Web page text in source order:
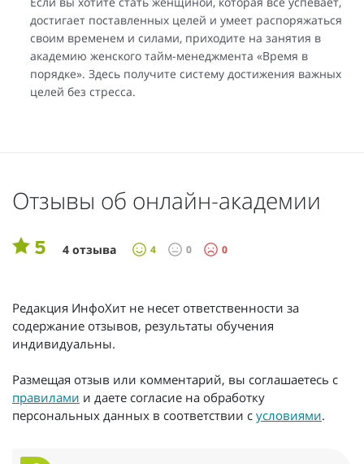
достигает поставленных целей и умеет распоряжаться
своим временем и силами, приходите на занятия в
академию женского тайм-менеджмента «Время в
порядке». Здесь получите систему достижения важных
целей без стресса.
Отзывы об онлайн-академии
5 4 отзыва 4 0 0
Редакция ИнфоХит не несет ответственности за
содержание отзывов, результаты обучения
индивидуальны.
Размещая отзыв или комментарий, вы соглашаетесь с
правилами и даете согласие на обработку
персональных данных в соответствии с условиями.